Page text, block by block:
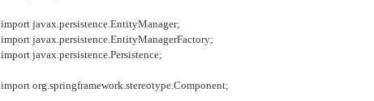
import javax.persistence.EntityManager;
import javax.persistence.EntityManagerFactory;
import javax.persistence.Persistence;
import org.springframework.stereotype.Component;